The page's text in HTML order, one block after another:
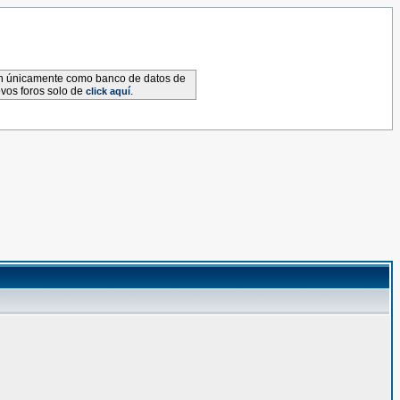
como banco de datos de
foros solo de click aquí.